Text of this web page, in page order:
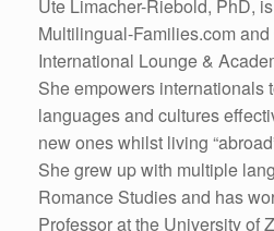
Ute Limacher-Riebold, PhD,
Multilingual-Families.com and
International Lounge &
She empowers internationals
languages and cultures
new ones whilst living
She grew up with multiple
Romance Studies and has
Professor at the University of